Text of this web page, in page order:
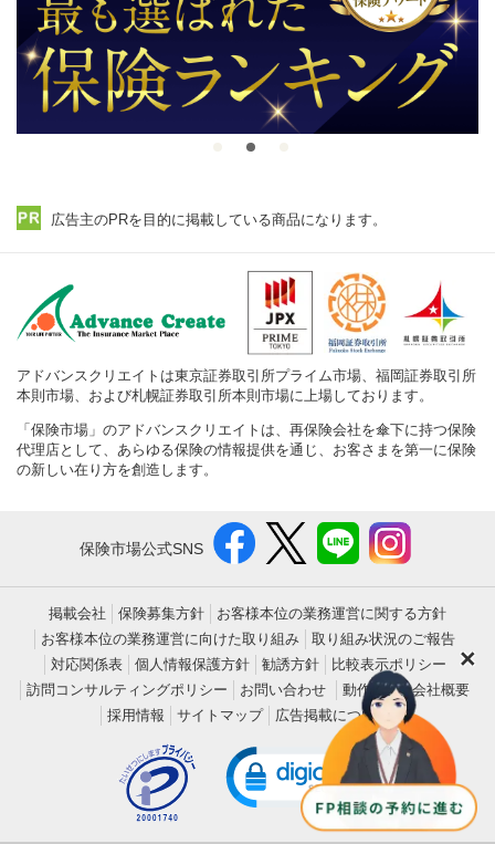
×
広告主のPRを目的に掲載している商品になります。
アドバンスクリエイトは東京証券取引所プライム市場、福岡証券取引所
本則市場、および札幌証券取引所本則市場に上場しております。
「保険市場」のアドバンスクリエイトは、再保険会社を傘下に持つ保険
代理店として、あらゆる保険の情報提供を通じ、お客さまを第一に保険
の新しい在り方を創造します。
保険市場公式SNS
掲載会社 保険募集方針
お客様本位の業務運営に関する方針
お客様本位の業務運営に向けた取り組み
取り組み状況のご報告
対応関係表
個人情報保護方針 勧誘方針
比較表示ポリシー
訪問コンサルティングポリシー
お問い合わせ 動作環境
会社概要
採用情報
サイトマップ 広告掲載について